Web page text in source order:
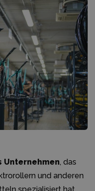
Unternehmen, das
und anderen